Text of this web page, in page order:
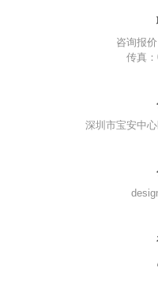
咨询报
传真
深圳市宝安中